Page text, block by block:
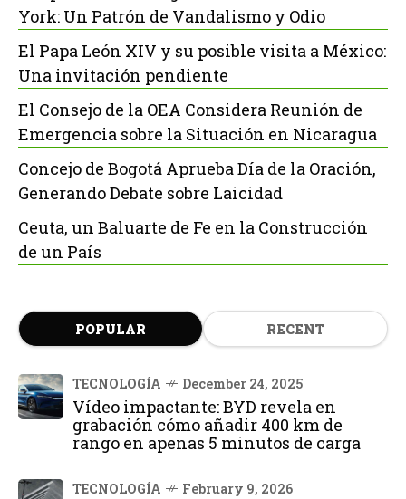
York: Un Patrón de Vandalismo y Odio
El Papa León XIV y su posible visita a México:
Una invitación pendiente
El Consejo de la OEA Considera Reunión de
Emergencia sobre la Situación en Nicaragua
Concejo de Bogotá Aprueba Día de la Oración,
Generando Debate sobre Laicidad
Ceuta, un Baluarte de Fe en la Construcción
de un País
POPULAR RECENT
TECNOLOGÍA December 24, 2025
Vídeo impactante: BYD revela en
grabación cómo añadir 400 km de
rango en apenas 5 minutos de carga
TECNOLOGÍA February 9, 2026